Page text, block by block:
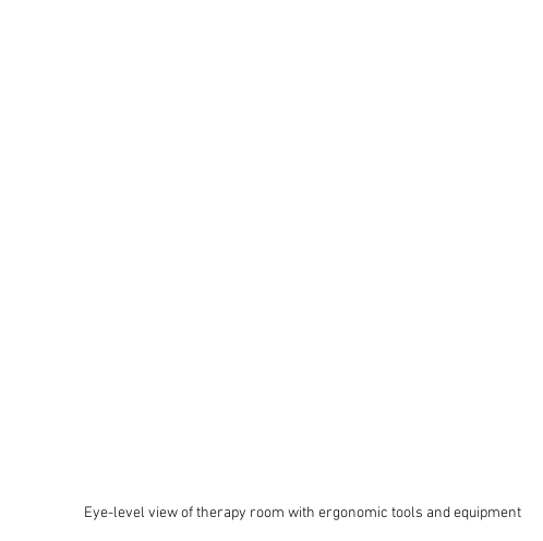
Eye-level view of therapy room with ergonomic tools and equipment